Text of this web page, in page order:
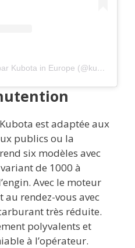
Une publication partagée par Kubota in Europe (@kubota_in_europe)
est adaptée aux
publics ou la
six modèles avec
de 1000 à
Avec le moteur
au rendez-vous avec
très réduite.
polyvalents et
à l’opérateur.